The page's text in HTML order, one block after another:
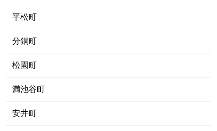
平松町
分銅町
松園町
満池谷町
安井町